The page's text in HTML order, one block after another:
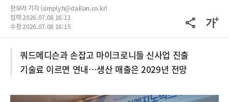
한보라 기자 (simplyh@dailian.co.kr)
입력 2026.07.08 16:11
수정 2026.07.08 16:15
쿼드메디슨과 손잡고 마이크로니들 신사업 진출
기술료 이르면 연내…생산 매출은 2029년 전망